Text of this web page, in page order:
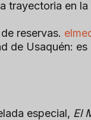
trayectoria en
reservas.
Usaquén:
especial, El